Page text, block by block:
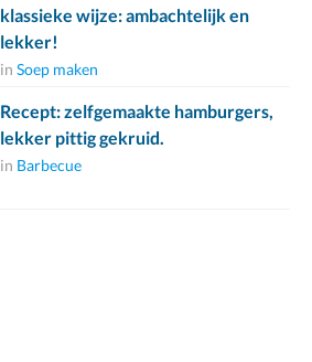
klassieke wijze: ambachtelijk en
lekker!
in Soep maken
Recept: zelfgemaakte hamburgers,
lekker pittig gekruid.
in Barbecue